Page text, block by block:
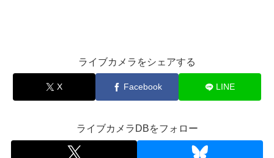
ライブカメラをシェアする
X Facebook LINE
ライブカメラDBをフォロー